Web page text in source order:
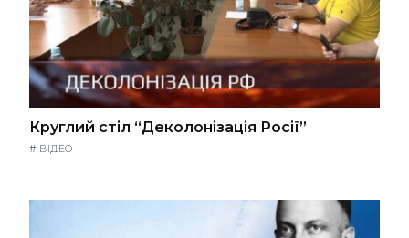
Круглий стіл “Деколонізація Росії”
# ВІДЕО